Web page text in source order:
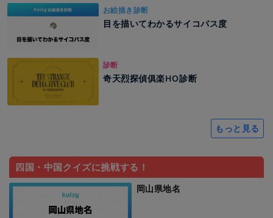
お絵描き診断
目を描いてわかるサイコパス度
診断
奇天烈探偵俱楽HO診断
もっと見る
四国・中国クイズに挑戦する！
岡山県地名